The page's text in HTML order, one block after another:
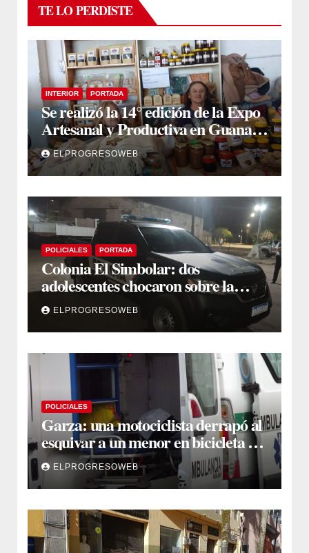
TE LO PERDISTE
INTERIOR PORTADA
Se realizó la 14° edición de la Expo
Artesanal y Productiva en Guanaco
Sombriana
ELPROGRESOWEB
POLICIALES PORTADA
Colonia El Simbolar: dos
adolescentes chocaron sobre la
avenida principal y uno sufrió
fractura de maxilar
ELPROGRESOWEB
POLICIALES
Garza: una motociclista derrapó al
esquivar a un menor en bicicleta y
debió ser asistida
ELPROGRESOWEB